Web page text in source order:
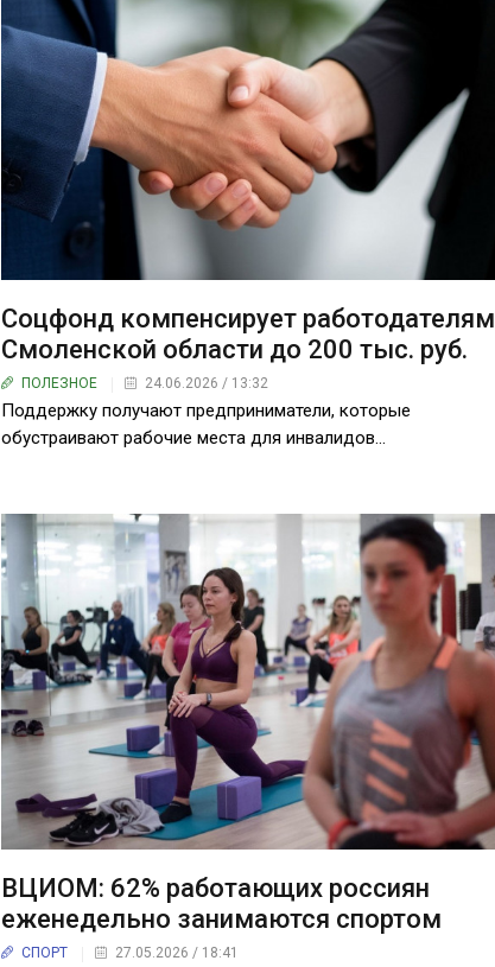
Соцфонд компенсирует работодателям
Смоленской области до 200 тыс. руб.
ПОЛЕЗНОЕ 24.06.2026 / 13:32
Поддержку получают предприниматели, которые
обустраивают рабочие места для инвалидов…
ВЦИОМ: 62% работающих россиян
еженедельно занимаются спортом
СПОРТ 27.05.2026 / 18:41